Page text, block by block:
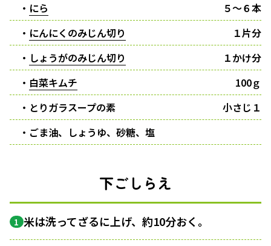
・ にら
５〜６本
・ にんにくのみじん切り
１片分
・ しょうがのみじん切り
１かけ分
・ 白菜キムチ
100ｇ
・とりガラスープの素
小さじ１
・ごま油、しょうゆ、砂糖、塩
下ごしらえ
1 米は洗ってざるに上げ、約10分おく。